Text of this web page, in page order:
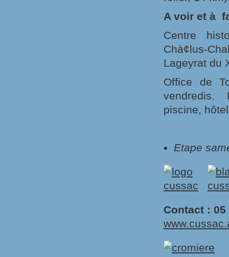
A voir et à
Centre
Chà¢lus-
Lageyrat du
Office de
vendredis.
piscine,
Etape
Contact : 05